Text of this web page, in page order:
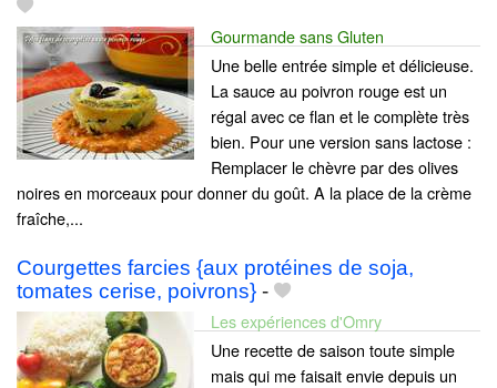
Gourmande sans Gluten
Une belle entrée simple et délicieuse.
La sauce au poivron rouge est un
régal avec ce flan et le complète très
bien. Pour une version sans lactose :
Remplacer le chèvre par des olives
noires en morceaux pour donner du goût. A la place de la crème
fraîche,...
Courgettes farcies {aux protéines de soja,
tomates cerise, poivrons} -
Les expériences d'Omry
Une recette de saison toute simple
mais qui me faisait envie depuis un